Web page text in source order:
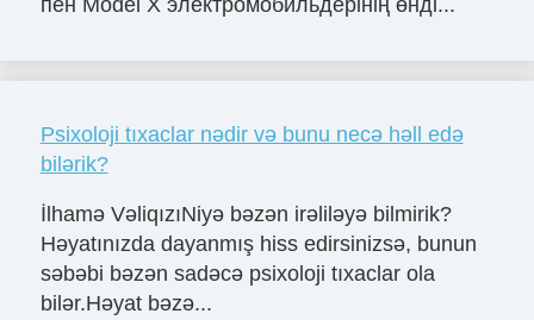
пен Model X электромобильдерінің өнді...
Psixoloji tıxaclar nədir və bunu necə həll edə
bilərik?
İlhamə VəliqızıNiyə bəzən irəliləyə bilmirik?
Həyatınızda dayanmış hiss edirsinizsə, bunun
səbəbi bəzən sadəcə psixoloji tıxaclar ola
bilər.Həyat bəzə...